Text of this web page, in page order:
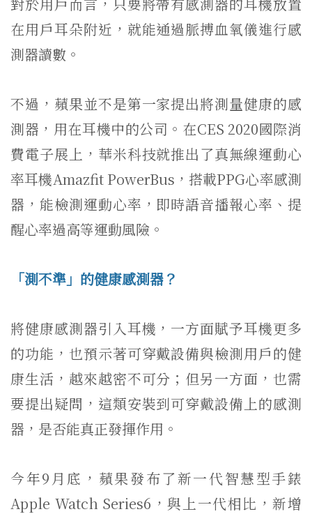
在用戶耳朵附近，就能通過脈搏血氧儀進行感
測器讀數。
不過，蘋果並不是第一家提出將測量健康的感
測器，用在耳機中的公司。在CES 2020國際消
費電子展上，華米科技就推出了真無線運動心
率耳機Amazfit PowerBus，搭載PPG心率感測
器，能檢測運動心率，即時語音播報心率、提
醒心率過高等運動風險。
「測不準」的健康感測器？
將健康感測器引入耳機，一方面賦予耳機更多
的功能，也預示著可穿戴設備與檢測用戶的健
康生活，越來越密不可分；但另一方面，也需
要提出疑問，這類安裝到可穿戴設備上的感測
器，是否能真正發揮作用。
今年9月底，蘋果發布了新一代智慧型手錶
Apple Watch Series6，與上一代相比，新增